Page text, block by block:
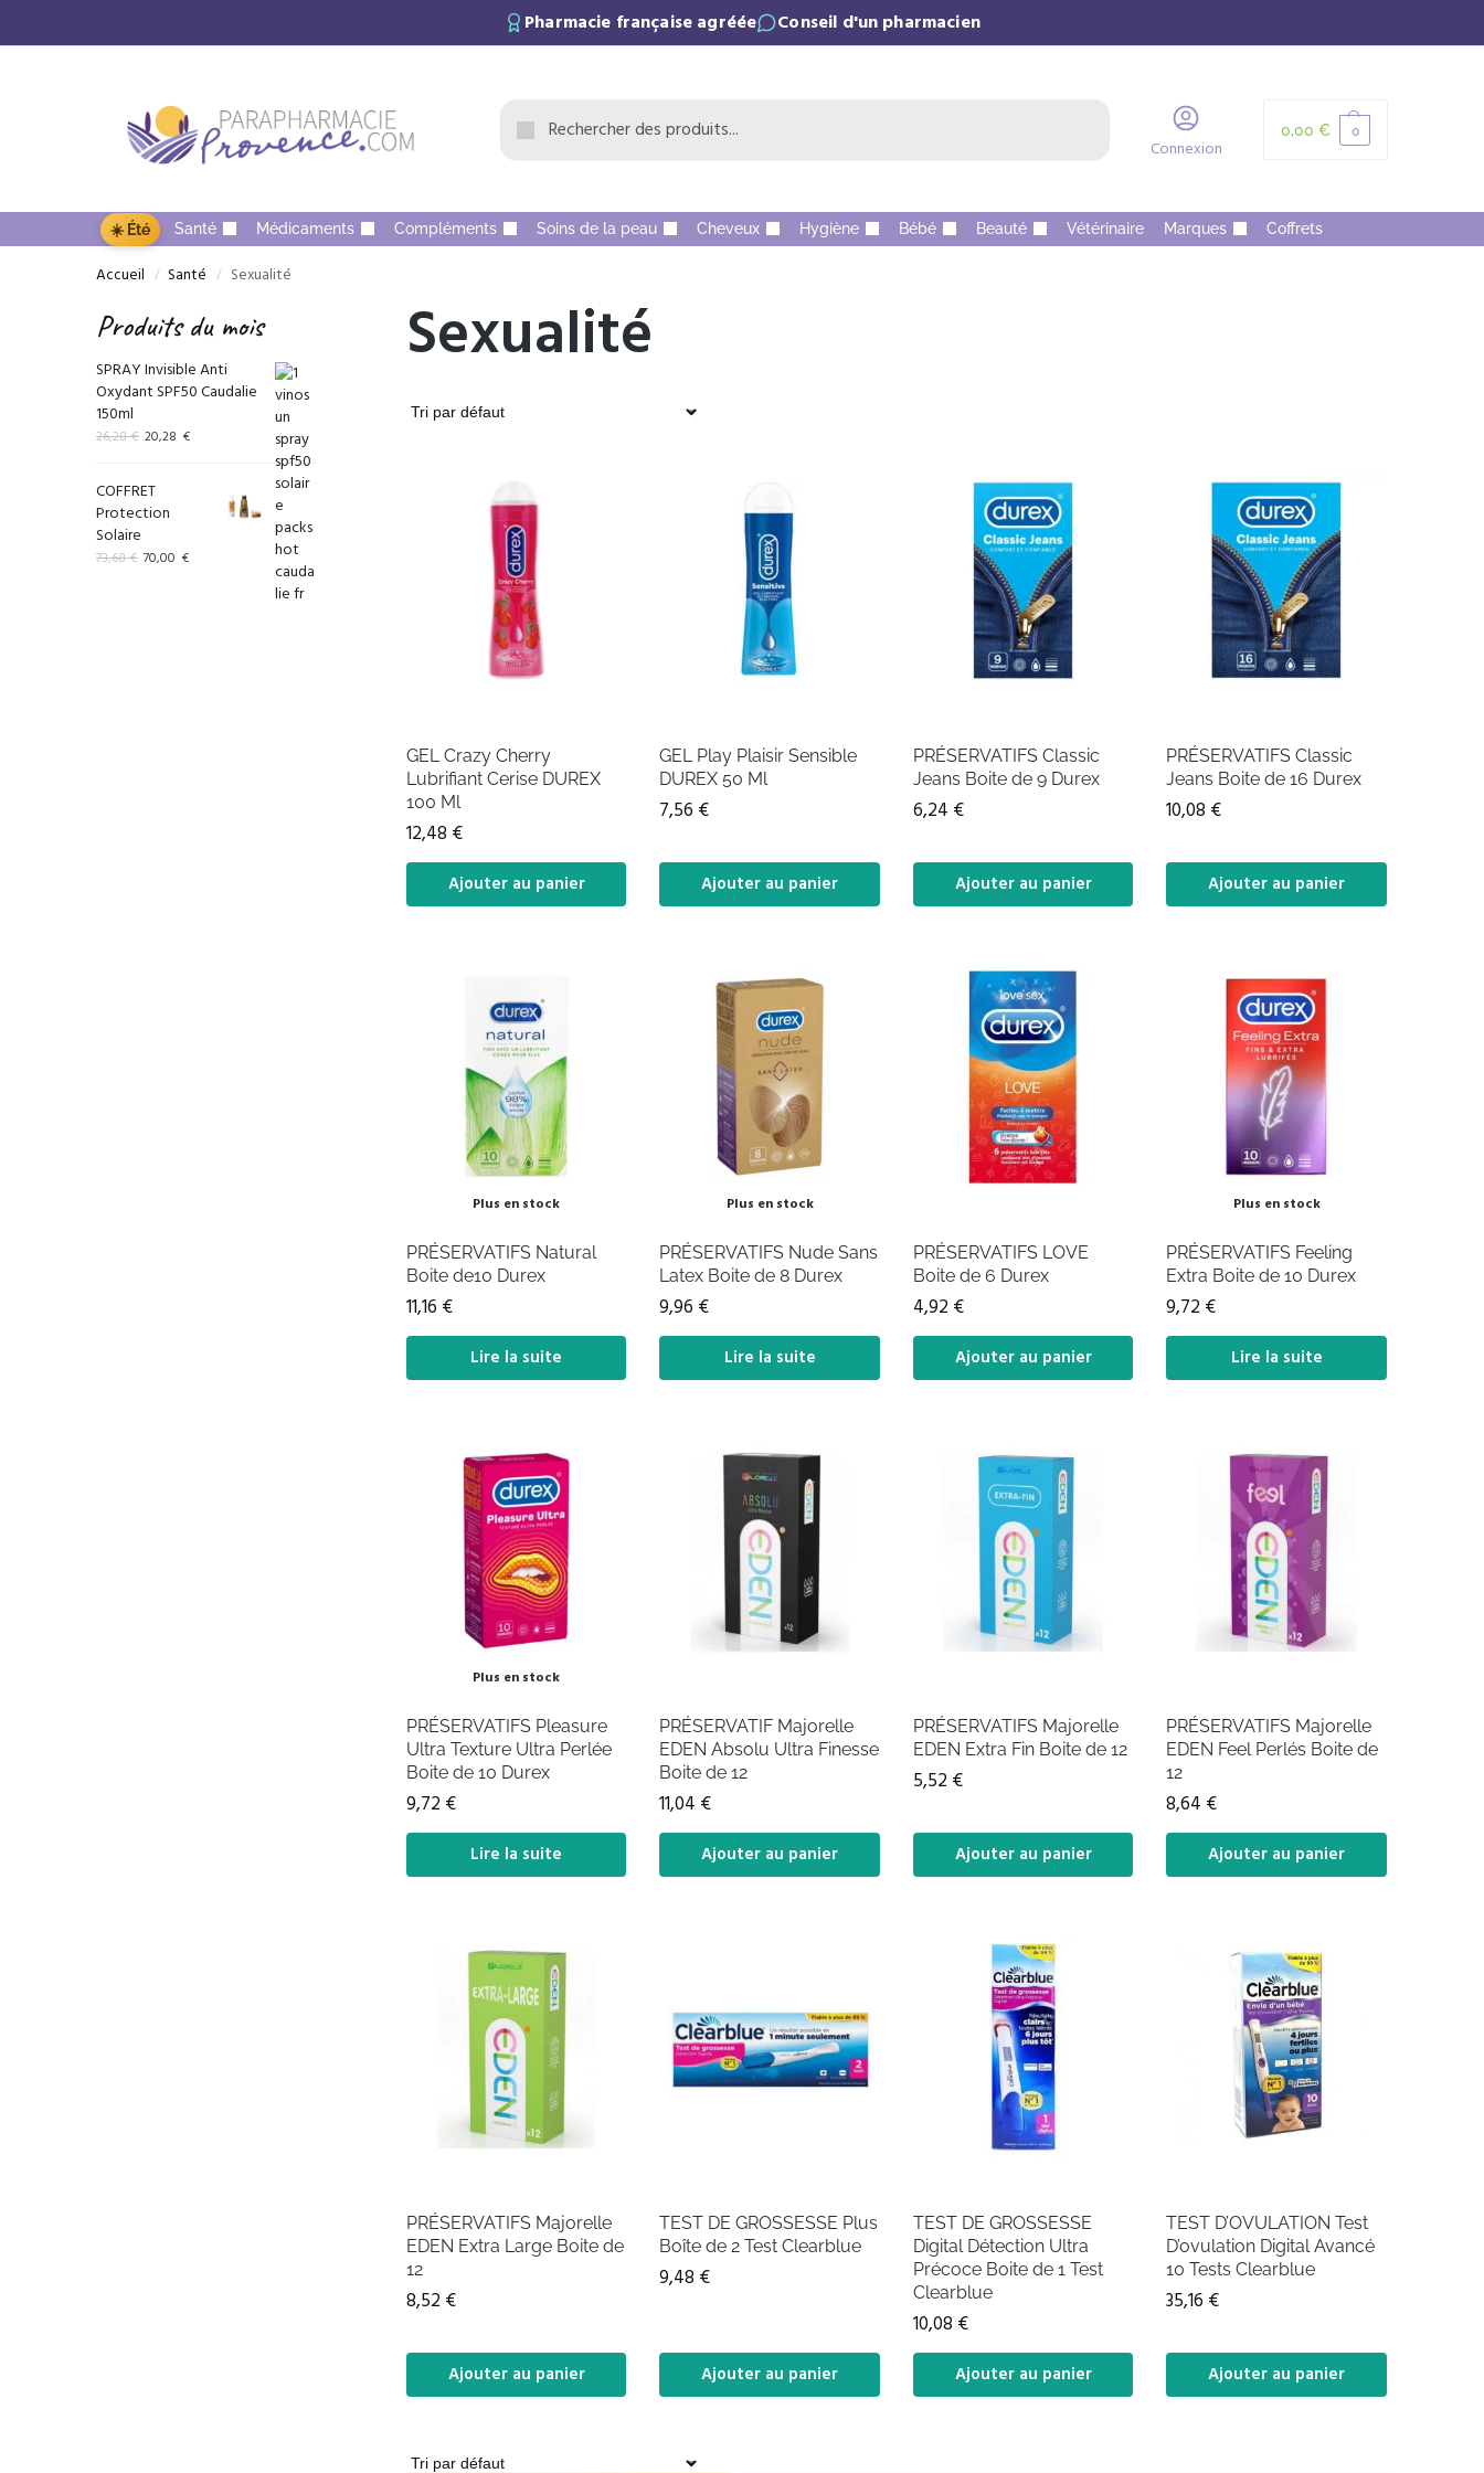
Pharmacie française agréée Conseil d'un pharmacien
Connexion
0,00 € 0
☀️ Été Santé Médicaments Compléments Soins de la peau Cheveux Hygiène Bébé Beauté Vétérinaire Marques Coffrets
Accueil / Santé / Sexualité
Sexualité
GEL Crazy Cherry
Lubrifiant Cerise DUREX
100 Ml
12,48 €
Ajouter au panier
GEL Play Plaisir Sensible
DUREX 50 Ml
7,56 €
Ajouter au panier
PRÉSERVATIFS Classic
Jeans Boite de 9 Durex
6,24 €
Ajouter au panier
PRÉSERVATIFS Classic
Jeans Boite de 16 Durex
10,08 €
Ajouter au panier
Plus en stock
PRÉSERVATIFS Natural
Boite de10 Durex
11,16 €
Lire la suite
Plus en stock
PRÉSERVATIFS Nude Sans
Latex Boite de 8 Durex
9,96 €
Lire la suite
PRÉSERVATIFS LOVE
Boite de 6 Durex
4,92 €
Ajouter au panier
Plus en stock
PRÉSERVATIFS Feeling
Extra Boite de 10 Durex
9,72 €
Lire la suite
Plus en stock
PRÉSERVATIFS Pleasure
Ultra Texture Ultra Perlée
Boite de 10 Durex
9,72 €
Lire la suite
PRÉSERVATIF Majorelle
EDEN Absolu Ultra Finesse
Boite de 12
11,04 €
Ajouter au panier
PRÉSERVATIFS Majorelle
EDEN Extra Fin Boite de 12
5,52 €
Ajouter au panier
PRÉSERVATIFS Majorelle
EDEN Feel Perlés Boite de
12
8,64 €
Ajouter au panier
PRÉSERVATIFS Majorelle
EDEN Extra Large Boite de
12
8,52 €
Ajouter au panier
TEST DE GROSSESSE Plus
Boîte de 2 Test Clearblue
9,48 €
Ajouter au panier
TEST DE GROSSESSE
Digital Détection Ultra
Précoce Boite de 1 Test
Clearblue
10,08 €
Ajouter au panier
TEST D’OVULATION Test
D’ovulation Digital Avancé
10 Tests Clearblue
35,16 €
Ajouter au panier
Produits du mois
SPRAY Invisible Anti
Oxydant SPF50 Caudalie
150ml
26,28€ 20,28 €
COFFRET
Protection
Solaire
73,68€ 70,00 €